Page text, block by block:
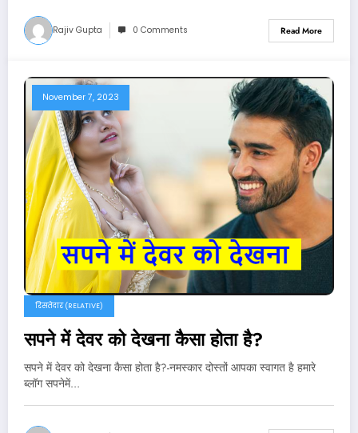
Rajiv Gupta 0 Comments Read More
November 7, 2023
रिसतेदार (RELATIVE)
सपने में देवर को देखना कैसा होता है?
सपने में देवर को देखना कैसा होता है?-नमस्कार दोस्तों आपका स्वागत है हमारे
ब्लॉग सपनेमें…